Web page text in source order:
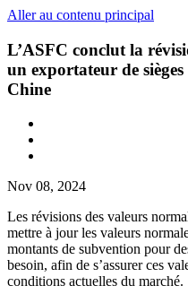
Aller au contenu principal
L’ASFC conclut la
un exportateur de
Chine
Nov 08, 2024
Les révisions des valeurs
mettre à jour les valeurs
montants de subvention pour
besoin, afin de s’assurer ces
conditions actuelles du marché.